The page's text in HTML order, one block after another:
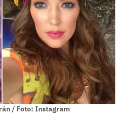
/ Foto: Instagram